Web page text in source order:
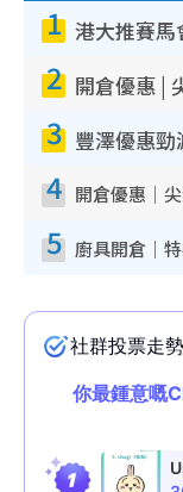
1
2
3
4
5